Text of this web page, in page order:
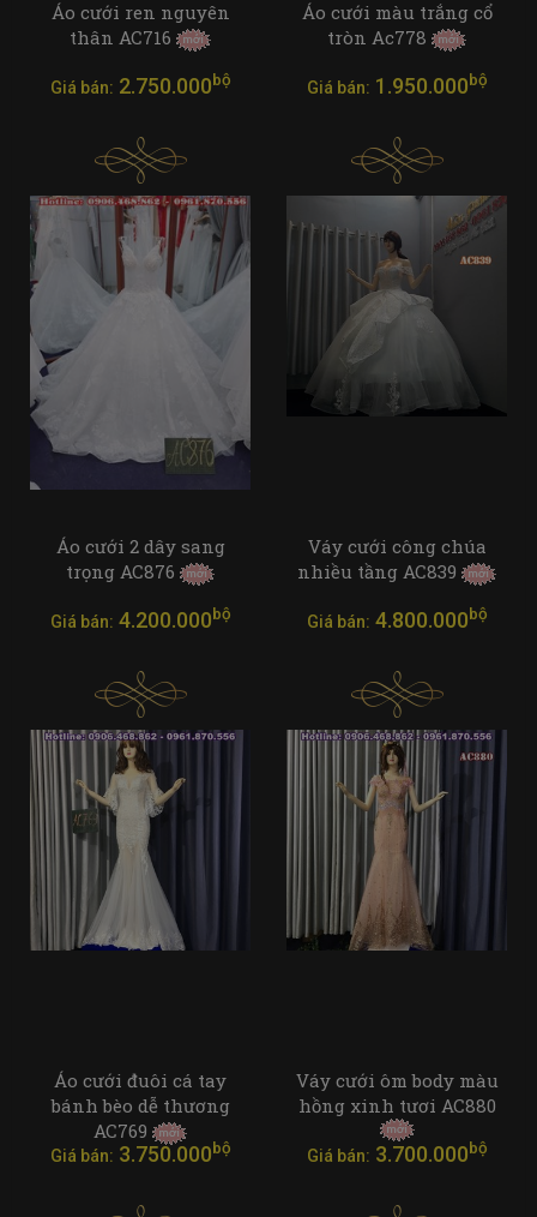
Áo cưới ren nguyên
thân AC716
Giá bán: 2.750.000bộ
Áo cưới màu trắng cổ
tròn Ac778
Giá bán: 1.950.000bộ
Áo cưới 2 dây sang
trọng AC876
Giá bán: 4.200.000bộ
Váy cưới công chúa
nhiều tầng AC839
Giá bán: 4.800.000bộ
Áo cưới đuôi cá tay
bánh bèo dễ thương
AC769
Giá bán: 3.750.000bộ
Váy cưới ôm body màu
hồng xinh tươi AC880
Giá bán: 3.700.000bộ